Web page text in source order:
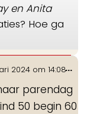
en Anita
Hoe ga
2024 om 14:08
parendag
50 begin 60
...